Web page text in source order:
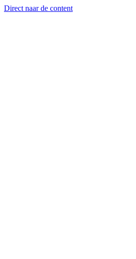
Direct naar de content